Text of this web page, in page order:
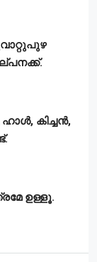
കിച്ചൻ,
ഉള്ളൂ.